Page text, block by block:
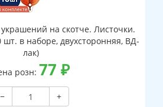
на скотче. Листочки.
в наборе, двухсторонняя, ВД-
лак)
розн: 77 ₽
−
+